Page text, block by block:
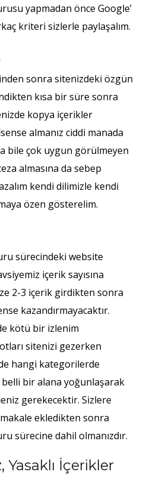
yapmadan önce Google’
kriteri sizlerle paylaşalım.
sonra sitenizdeki özgün
kısa bir süre sonra
kopya içerikler
almanız ciddi manada
bile çok uygun görülmeyen
almasına da sebep
kendi dilimizle kendi
özen gösterelim.
sürecindeki website
içerik sayısına
2-3 içerik girdikten sonra
kazandırmayacaktır.
kötü bir izlenim
sitenizi gezerken
hangi kategorilerde
belli bir alana yoğunlaşarak
gerekecektir. Sizlere
ekledikten sonra
sürecine dahil olmanızdır.
Yasaklı İçerikler